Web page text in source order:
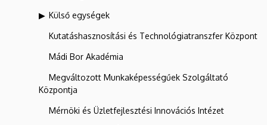
Külső egységek
Kutatáshasznosítási és Technológiatranszfer Központ
Mádi Bor Akadémia
Megváltozott Munkaképességűek Szolgáltató
Központja
Mérnöki és Üzletfejlesztési Innovációs Intézet